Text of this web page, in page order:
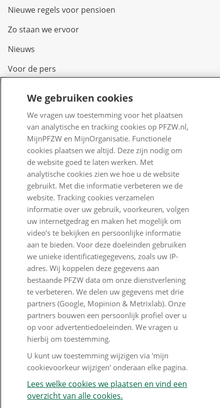
Nieuwe regels voor pensioen
Zo staan we ervoor
Nieuws
Voor de pers
Responsible disclosure
Digitale toegankelijkheid
Goed Bezig
Klantenservice
Contact
Veelgestelde vragen
Klachtenregeling
Nieuwsbrief
Digitale post
Formulieren
Disclaimer en copyright
Privacy en cookies
Mijn cookievoorkeur wijzigen
We gebruiken cookies
We vragen uw toestemming voor het plaatsen
van analytische en tracking cookies op PFZW.nl,
MijnPFZW en MijnOrganisatie. Functionele
cookies plaatsen we altijd. Deze zijn nodig om
de website goed te laten werken. Met
analytische cookies zien we hoe u de website
gebruikt. Met die informatie verbeteren we de
website. Tracking cookies verzamelen
informatie over uw gebruik, voorkeuren, volgen
uw internetgedrag en maken het mogelijk om
video’s te bekijken en persoonlijke informatie
aan te bieden. Voor deze doeleinden gebruiken
we unieke identificatiegegevens, zoals uw IP-
adres. Wij koppelen deze gegevens aan
bestaande PFZW data om onze dienstverlening
te verbeteren. We delen uw gegevens met drie
partners (Google, Mopinion & Metrixlab). Onze
partners bouwen een persoonlijk profiel over u
op voor advertentiedoeleinden. We vragen u
hierbij om toestemming.
U kunt uw toestemming wijzigen via 'mijn
cookievoorkeur wijzigen' onderaan elke pagina.
Lees welke cookies we plaatsen en vind een
overzicht van alle cookies.